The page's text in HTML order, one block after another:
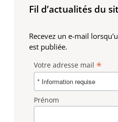
Fil d’actualités du
Recevez un e-mail
est publiée.
Votre adresse mail *
Prénom